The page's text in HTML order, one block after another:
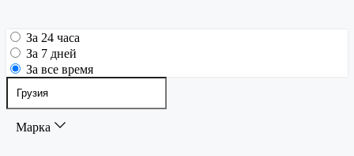
За 24 часа
За 7 дней
За все время
Марка